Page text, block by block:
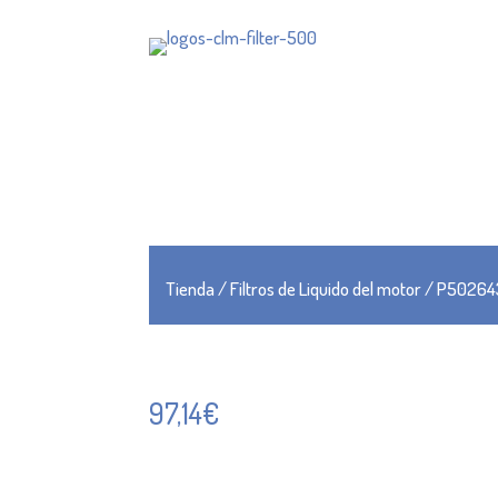
Tienda/Filtros de Liquido del motor/
97,14€